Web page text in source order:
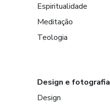
Espiritualidade
Meditação
Teologia
Design e fotografia
Design